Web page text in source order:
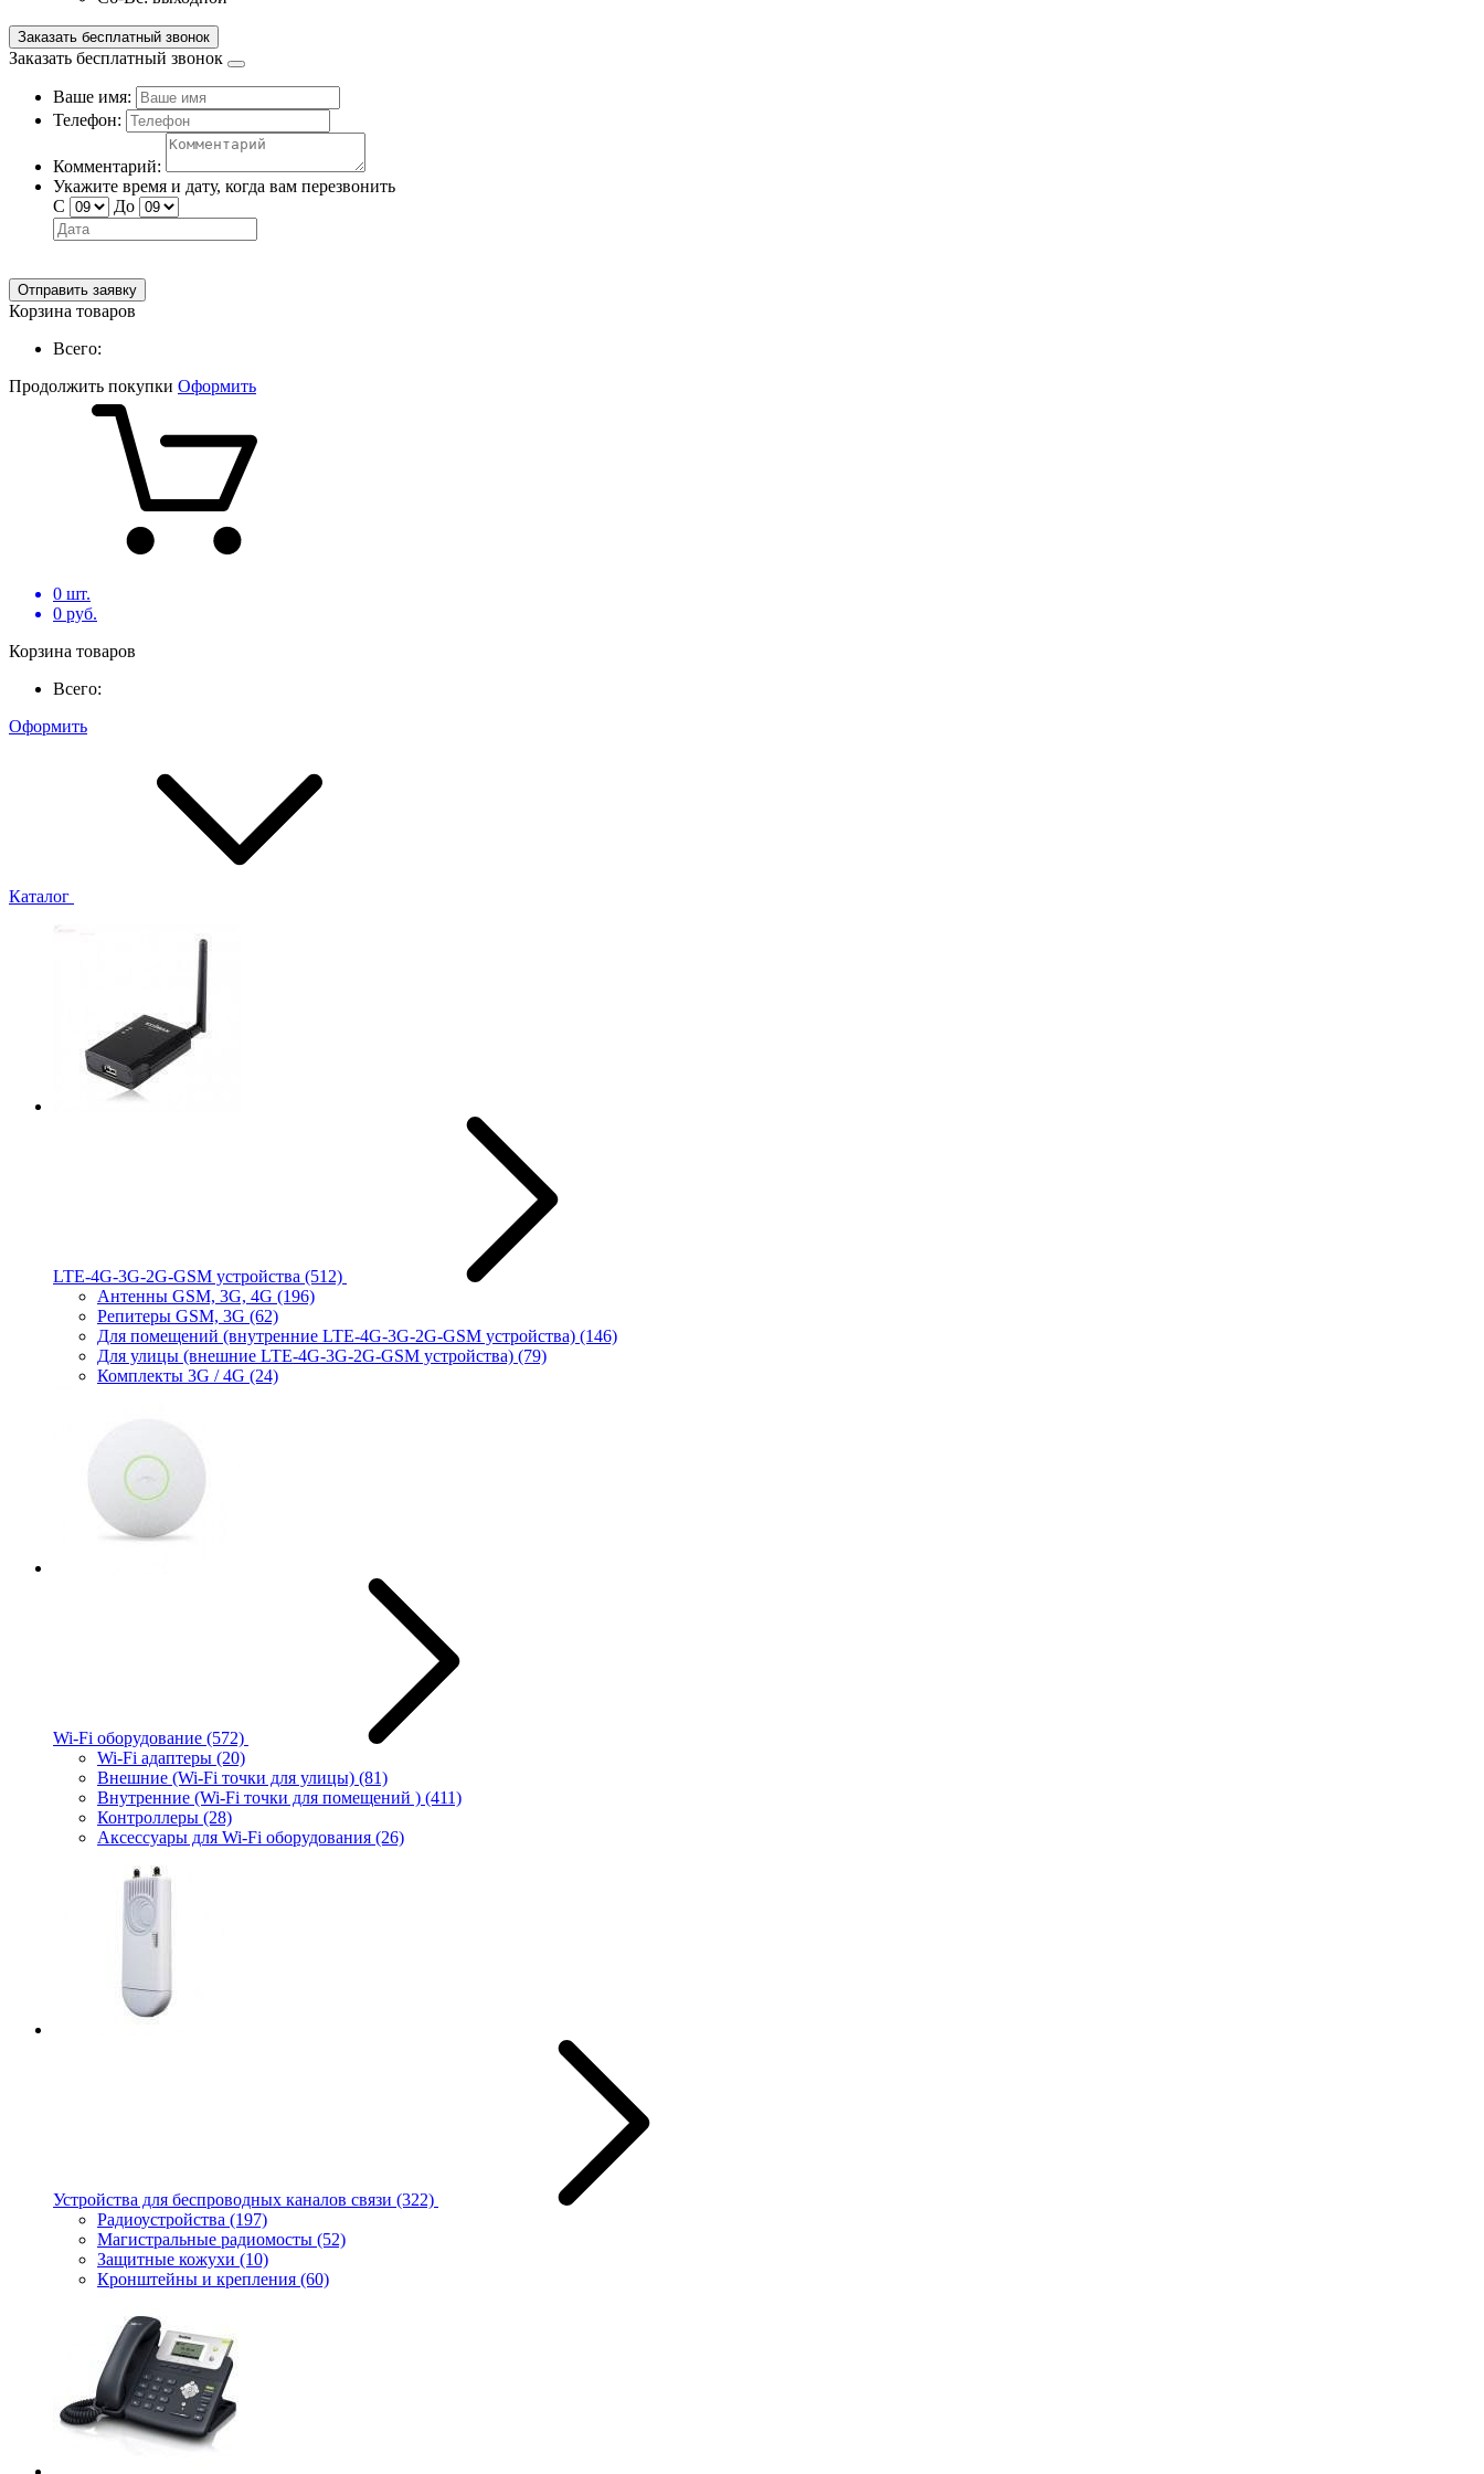
Заказать бесплатный звонок
Заказать бесплатный звонок
Ваше имя:
Телефон:
Комментарий:
Укажите время и дату, когда вам перезвонить
С
До
Отправить заявку
Корзина товаров
Всего:
Продолжить покупки Оформить
0 шт.
0 руб.
Корзина товаров
Всего:
Оформить
Каталог
LTE-4G-3G-2G-GSM устройства (512)
Антенны GSM, 3G, 4G (196)
Репитеры GSM, 3G (62)
Для помещений (внутренние LTE-4G-3G-2G-GSM устройства) (146)
Для улицы (внешние LTE-4G-3G-2G-GSM устройства) (79)
Комплекты 3G / 4G (24)
Wi-Fi оборудование (572)
Wi-Fi адаптеры (20)
Внешние (Wi-Fi точки для улицы) (81)
Внутренние (Wi-Fi точки для помещений ) (411)
Контроллеры (28)
Аксессуары для Wi-Fi оборудования (26)
Устройства для беспроводных каналов связи (322)
Радиоустройства (197)
Магистральные радиомосты (52)
Защитные кожухи (10)
Кронштейны и крепления (60)